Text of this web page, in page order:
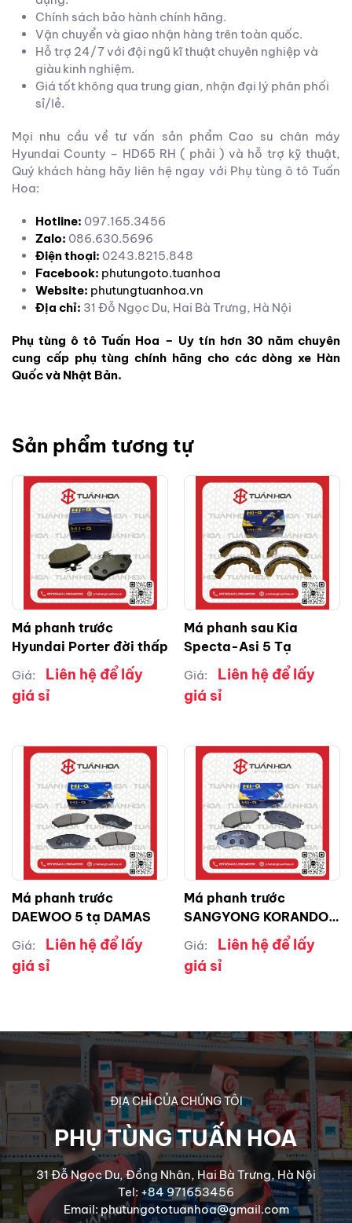
Chính sách bảo hành chính hãng.
Vận chuyển và giao nhận hàng trên toàn quốc.
Hỗ trợ 24/7 với đội ngũ kĩ thuật chuyên nghiệp và
giàu kinh nghiệm.
Giá tốt không qua trung gian, nhận đại lý phân phối
sỉ/lẻ.
Mọi nhu cầu về tư vấn sản phẩm Cao su chân máy
Hyundai County – HD65 RH ( phải ) và hỗ trợ kỹ thuật,
Quý khách hàng hãy liên hệ ngay với Phụ tùng ô tô Tuấn
Hoa:
Hotline: 097.165.3456
Zalo: 086.630.5696
Điện thoại: 0243.8215.848
Facebook: phutungoto.tuanhoa
Website: phutungtuanhoa.vn
Địa chỉ: 31 Đỗ Ngọc Du, Hai Bà Trưng, Hà Nội
Phụ tùng ô tô Tuấn Hoa – Uy tín hơn 30 năm chuyên
cung cấp phụ tùng chính hãng cho các dòng xe Hàn
Quốc và Nhật Bản.
Sản phẩm tương tự
Má phanh trước
Hyundai Porter đời thấp
Giá:
Liên hệ để lấy
giá sỉ
Má phanh sau Kia
Specta-Asi 5 Tạ
Giá:
Liên hệ để lấy
giá sỉ
Má phanh trước
DAEWOO 5 tạ DAMAS
Giá:
Liên hệ để lấy
giá sỉ
Má phanh trước
SANGYONG KORANDO
MUSSO
Giá:
Liên hệ để lấy
giá sỉ
ĐỊA CHỈ CỦA CHÚNG TÔI
PHỤ TÙNG TUẤN HOA
31 Đỗ Ngọc Du, Đồng Nhân, Hai Bà Trưng, Hà Nội
Tel: +84 971653456
Email: phutungototuanhoa@gmail.com